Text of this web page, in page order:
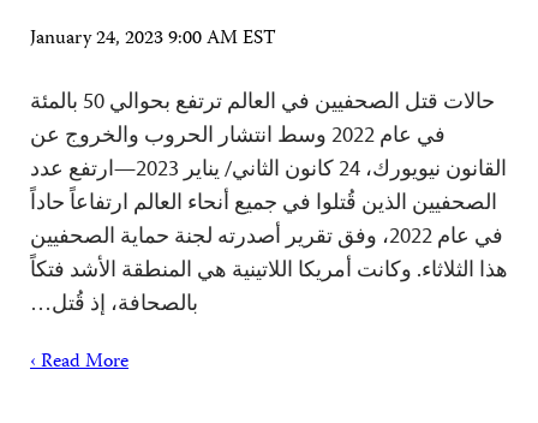
January 24, 2023 9:00 AM EST
حالات قتل الصحفيين في العالم ترتفع بحوالي 50 بالمئة
في عام 2022 وسط انتشار الحروب والخروج عن
القانون نيويورك، 24 كانون الثاني/ يناير 2023—ارتفع عدد
الصحفيين الذين قُتلوا في جميع أنحاء العالم ارتفاعاً حاداً
في عام 2022، وفق تقرير أصدرته لجنة حماية الصحفيين
هذا الثلاثاء. وكانت أمريكا اللاتينية هي المنطقة الأشد فتكاً
بالصحافة، إذ قُتل…
Read More ›